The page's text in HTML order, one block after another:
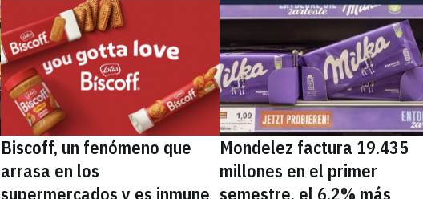
Biscoff, un fenómeno que
arrasa en los
supermercados y es inmune
Mondelez factura 19.435
millones en el primer
semestre, el 6,2% más